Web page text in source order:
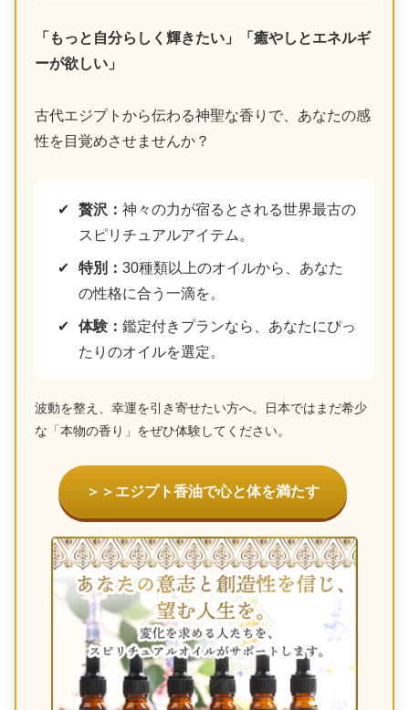
「もっと自分らしく輝きたい」「癒やしとエネルギ
ーが欲しい」
古代エジプトから伝わる神聖な香りで、あなたの感
性を目覚めさせませんか？
贅沢：神々の力が宿るとされる世界最古の
スピリチュアルアイテム。
特別：30種類以上のオイルから、あなた
の性格に合う一滴を。
体験：鑑定付きプランなら、あなたにぴっ
たりのオイルを選定。
波動を整え、幸運を引き寄せたい方へ。日本ではまだ希少
な「本物の香り」をぜひ体験してください。
＞＞エジプト香油で心と体を満たす